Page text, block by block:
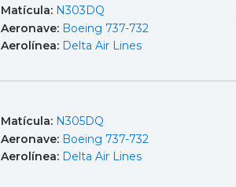
Matícula: N303DQ
Aeronave: Boeing 737-732
Aerolínea: Delta Air Lines
Matícula: N305DQ
Aeronave: Boeing 737-732
Aerolínea: Delta Air Lines